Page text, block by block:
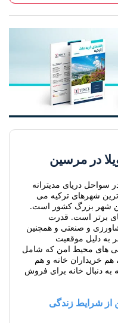
در مرسین
دریای مدیترانه
شهرهای ترکیه می
شهر بزرگ کشور است.
برتر است. قدرت
و صنعتی و همچنین
دلیل موقعیت
های محیط امن که شامل
خریداران خانه و هم
دنبال خانه برای فروش
شرایط زندگی